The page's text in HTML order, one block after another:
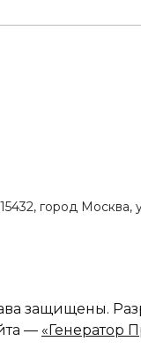
город Москва,
защищены.
— «Генератор